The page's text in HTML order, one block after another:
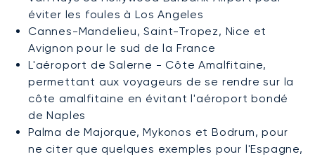
éviter les foules à Los Angeles
Cannes-Mandelieu, Saint-Tropez, Nice et
Avignon pour le sud de la France
L'aéroport de Salerne - Côte Amalfitaine,
permettant aux voyageurs de se rendre sur la
côte amalfitaine en évitant l'aéroport bondé
de Naples
Palma de Majorque, Mykonos et Bodrum, pour
ne citer que quelques exemples pour l'Espagne,